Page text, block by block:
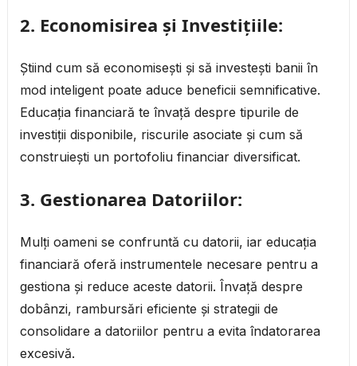
2. Economisirea și Investițiile:
Știind cum să economisești și să investești banii în
mod inteligent poate aduce beneficii semnificative.
Educația financiară te învață despre tipurile de
investiții disponibile, riscurile asociate și cum să
construiești un portofoliu financiar diversificat.
3. Gestionarea Datoriilor:
Mulți oameni se confruntă cu datorii, iar educația
financiară oferă instrumentele necesare pentru a
gestiona și reduce aceste datorii. Învață despre
dobânzi, rambursări eficiente și strategii de
consolidare a datoriilor pentru a evita îndatorarea
excesivă.